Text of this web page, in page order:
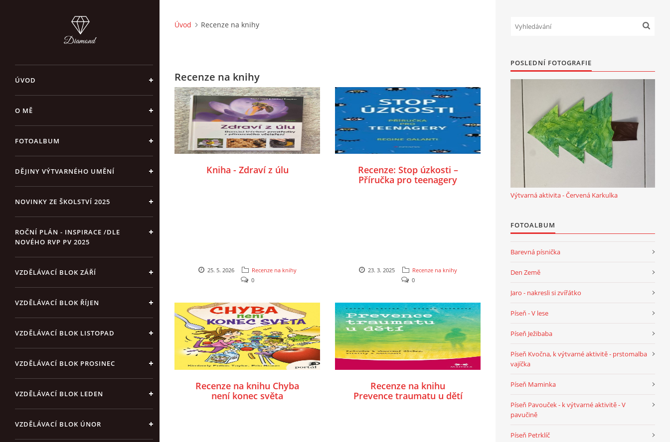
ÚVOD
O MĚ
FOTOALBUM
DĚJINY VÝTVARNÉHO UMĚNÍ
NOVINKY ZE ŠKOLSTVÍ 2025
ROČNÍ PLÁN - INSPIRACE /DLE
NOVÉHO RVP PV 2025
VZDĚLÁVACÍ BLOK ZÁŘÍ
VZDĚLÁVACÍ BLOK ŘÍJEN
VZDĚLÁVACÍ BLOK LISTOPAD
VZDĚLÁVACÍ BLOK PROSINEC
VZDĚLÁVACÍ BLOK LEDEN
VZDĚLÁVACÍ BLOK ÚNOR
Úvod Recenze na knihy
Recenze na knihy
Kniha - Zdraví z úlu
25. 5. 2026
Recenze na knihy
0
Recenze: Stop úzkosti –
Příručka pro teenagery
23. 3. 2025
Recenze na knihy
0
Recenze na knihu Chyba
není konec světa
Recenze na knihu
Prevence traumatu u dětí
POSLEDNÍ FOTOGRAFIE
Výtvarná aktivita - Červená Karkulka
FOTOALBUM
Barevná písnička
Den Země
Jaro - nakresli si zvířátko
Píseň - V lese
Píseň Ježibaba
Píseň Kvočna, k výtvarné aktivitě - prstomalba
vajíčka
Píseň Maminka
Píseň Pavouček - k výtvarné aktivitě - V
pavučině
Píseň Petrklíč